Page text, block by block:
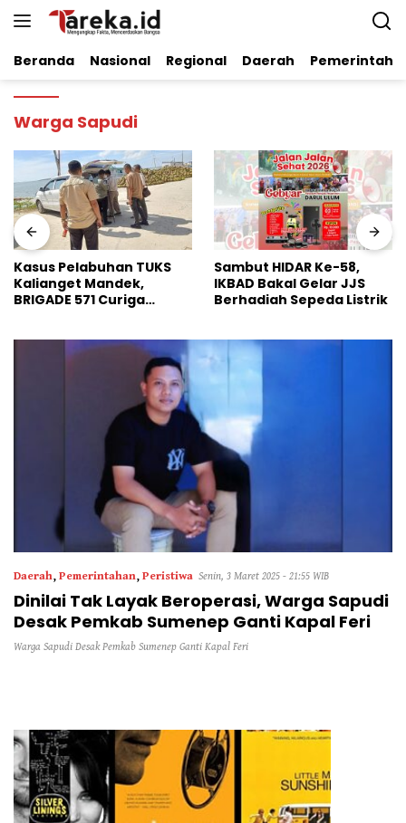
Beranda Nasional Regional Daerah
Warga Sapudi
Sambut HIDAR Ke-58,
IKBAD Bakal Gelar JJS
Berhadiah Sepeda Listrik
Dinilai Perkuat Stabilitas
Pangan Nasional, Badko
HMI Jatim Apresiasi
Daerah, Pemerintahan, Peristiwa Senin, 3 Maret 2025 - 21:55 WIB
Dinilai Tak Layak Beroperasi, Warga Sapudi
Desak Pemkab Sumenep Ganti Kapal Feri
Warga Sapudi Desak Pemkab Sumenep Ganti Kapal Feri